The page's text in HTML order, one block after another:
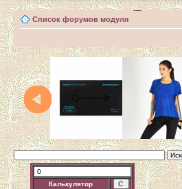
Список форумов модуля
Калькулятор